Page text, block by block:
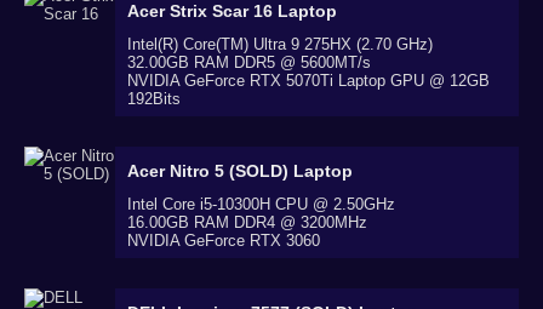
Acer Strix Scar 16 Laptop
Intel(R) Core(TM) Ultra 9 275HX (2.70 GHz)
32.00GB RAM DDR5 @ 5600MT/s
NVIDIA GeForce RTX 5070Ti Laptop GPU @ 12GB
192Bits
Acer Nitro 5 (SOLD) Laptop
Intel Core i5-10300H CPU @ 2.50GHz
16.00GB RAM DDR4 @ 3200MHz
NVIDIA GeForce RTX 3060